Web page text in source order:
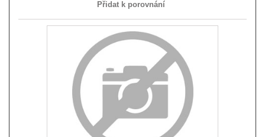
Přidat k porovnání